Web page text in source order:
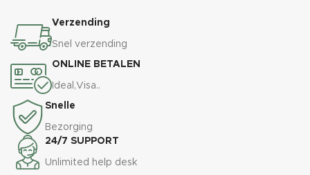
Verzending
Snel verzending
ONLINE BETALEN
Ideal,Visa..
Snelle
Bezorging
24/7 SUPPORT
Unlimited help desk